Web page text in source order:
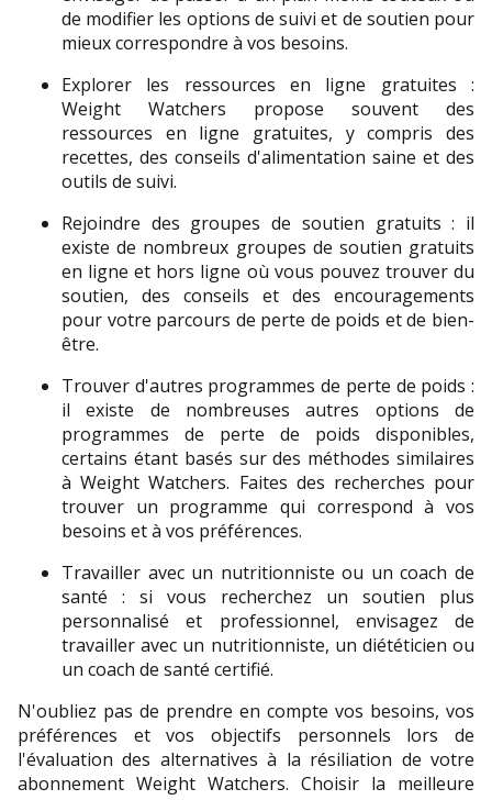
de modifier les options de suivi et de soutien pour
mieux correspondre à vos besoins.
Explorer les ressources en ligne gratuites :
Weight Watchers propose souvent des
ressources en ligne gratuites, y compris des
recettes, des conseils d'alimentation saine et des
outils de suivi.
Rejoindre des groupes de soutien gratuits : il
existe de nombreux groupes de soutien gratuits
en ligne et hors ligne où vous pouvez trouver du
soutien, des conseils et des encouragements
pour votre parcours de perte de poids et de bien-
être.
Trouver d'autres programmes de perte de poids :
il existe de nombreuses autres options de
programmes de perte de poids disponibles,
certains étant basés sur des méthodes similaires
à Weight Watchers. Faites des recherches pour
trouver un programme qui correspond à vos
besoins et à vos préférences.
Travailler avec un nutritionniste ou un coach de
santé : si vous recherchez un soutien plus
personnalisé et professionnel, envisagez de
travailler avec un nutritionniste, un diététicien ou
un coach de santé certifié.
N'oubliez pas de prendre en compte vos besoins, vos
préférences et vos objectifs personnels lors de
l'évaluation des alternatives à la résiliation de votre
abonnement Weight Watchers. Choisir la meilleure